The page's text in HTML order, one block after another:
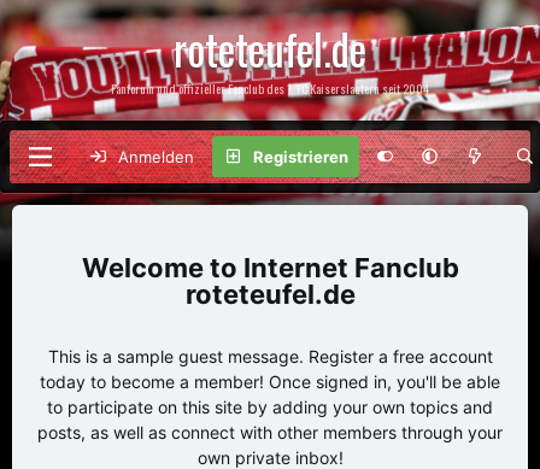
roteteufel.de
Fanforum und offizieller Fanclub des 1. FC Kaiserslautern seit 2004
Anmelden Registrieren
Internet Fanclub
roteteufel.de
This is a sample guest message. Register a free account
today to become a member! Once signed in, you'll be able
to participate on this site by adding your own topics and
posts, as well as connect with other members through your
own private inbox!